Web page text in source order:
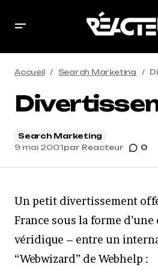
Accueil Search Marketing
Search Marketing
9 mai 2001par Reacteur 0
Un petit divertissement
France sous la forme
véridique – entre un
“Webwizard” de Webhelp :